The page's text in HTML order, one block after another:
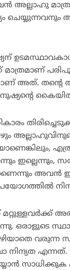
അല്ലാഹു
ചെയ്യുന്നവനും
മാത്രമാണ്
അത്.
കൈയില്‍
ഇല്ലെന്നും,
അവന്‍
ഒരാളുടെ
നിന്ദ്യത